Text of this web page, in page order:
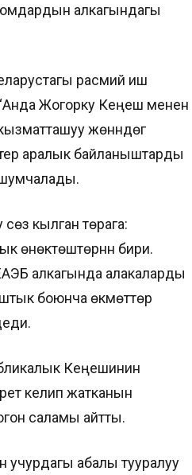
алкагындагы
расмий иш
“Анда Жогорку Кеңеш менен
жөнүндөгү
аралык байланыштарды
кылган төрага:
өнөктөштөрүнүн бири.
ЕАЭБ алкагында алакаларды
боюнча өкмөттөр
Кеңешинин
келип жатканын
саламы айтты.
абалы тууралуу